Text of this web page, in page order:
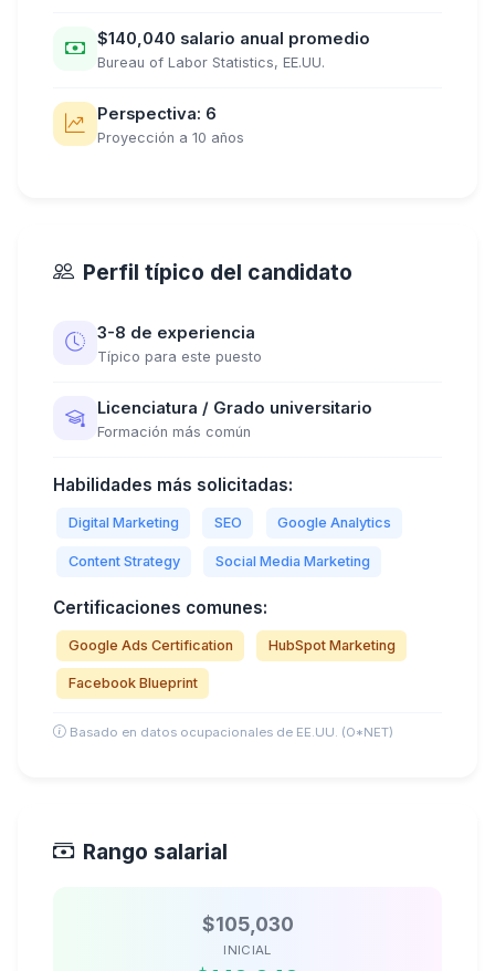
$140,040 salario anual promedio
Bureau of Labor Statistics, EE.UU.
Perspectiva: 6
Proyección a 10 años
Perfil típico del candidato
3-8 de experiencia
Típico para este puesto
Licenciatura / Grado universitario
Formación más común
Habilidades más solicitadas:
Digital Marketing SEO Google Analytics
Content Strategy Social Media Marketing
Certificaciones comunes:
Google Ads Certification HubSpot Marketing
Facebook Blueprint
Basado en datos ocupacionales de EE.UU. (O*NET)
Rango salarial
$105,030
INICIAL